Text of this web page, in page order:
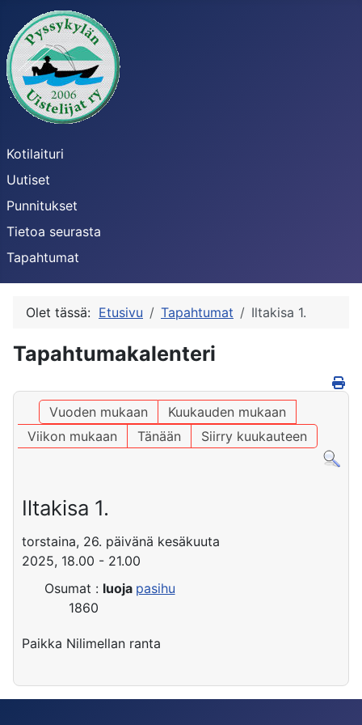
Kotilaituri
Uutiset
Punnitukset
Tietoa seurasta
Tapahtumat
Olet tässä: Etusivu Tapahtumat Iltakisa 1.
Tapahtumakalenteri
Vuoden mukaan
Kuukauden mukaan
Viikon mukaan
Tänään Siirry kuukauteen
Iltakisa 1.
torstaina, 26. päivänä kesäkuuta
2025, 18.00 - 21.00
Osumat :
1860
luoja pasihu
Paikka Nilimellan ranta